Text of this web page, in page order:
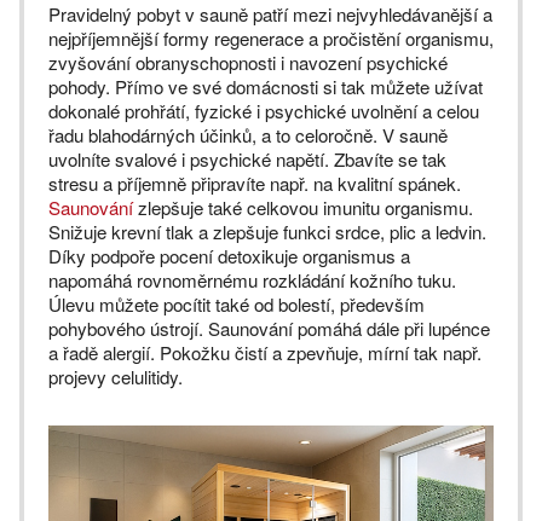
Pravidelný pobyt v sauně patří mezi nejvyhledávanější a
nejpříjemnější formy regenerace a pročistění organismu,
zvyšování obranyschopnosti i navození psychické
pohody. Přímo ve své domácnosti si tak můžete užívat
dokonalé prohřátí, fyzické i psychické uvolnění a celou
řadu blahodárných účinků, a to celoročně. V sauně
uvolníte svalové i psychické napětí. Zbavíte se tak
stresu a příjemně připravíte např. na kvalitní spánek.
Saunovánízlepšuje také celkovou imunitu organismu.
Snižuje krevní tlak a zlepšuje funkci srdce, plic a ledvin.
Díky podpoře pocení detoxikuje organismus a
napomáhá rovnoměrnému rozkládání kožního tuku.
Úlevu můžete pocítit také od bolestí, především
pohybového ústrojí. Saunování pomáhá dále při lupénce
a řadě alergií. Pokožku čistí a zpevňuje, mírní tak např.
projevy celulitidy.